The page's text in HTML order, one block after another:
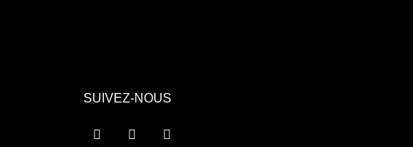
SUIVEZ-NOUS